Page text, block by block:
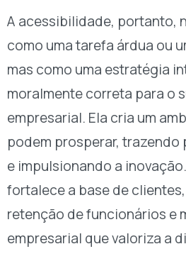
A acessibilidade, portanto,
como uma tarefa árdua ou
mas como uma estratégia
moralmente correta para o
empresarial. Ela cria um
podem prosperar, trazendo
e impulsionando a
fortalece a base de
retenção de funcionários e
empresarial que valoriza a